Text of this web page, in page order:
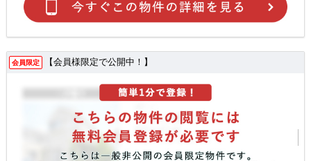
会員限定 【会員様限定で公開中！】